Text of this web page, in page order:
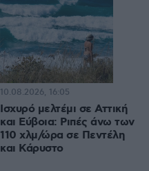
Ισχυρό μελτέμι σε Αττική
και Εύβοια: Ριπές άνω των
110 χλμ/ώρα σε Πεντέλη
και Κάρυστο
10.08.2026, 16:05